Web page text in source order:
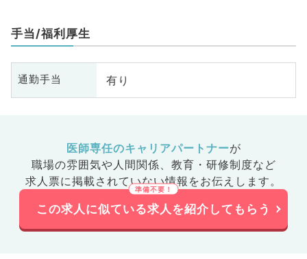
手当/福利厚生
通勤手当 有り
医師専任のキャリアパートナーが
職場の雰囲気や人間関係、 教育・研修制度など
求人票に掲載されていない情報をお伝えします。
この求人に似ている求人を紹介してもらう